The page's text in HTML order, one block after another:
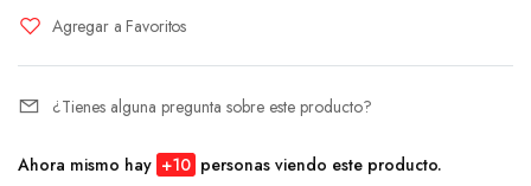
Agregar a Favoritos
¿Tienes alguna pregunta sobre este producto?
Ahora mismo hay +10 personas viendo este producto.